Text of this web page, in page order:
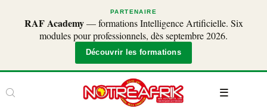
PARTENAIRE
RAF Academy— formations Intelligence Artificielle. Six
modules pour professionnels, dès septembre 2026.
Découvrir les formations